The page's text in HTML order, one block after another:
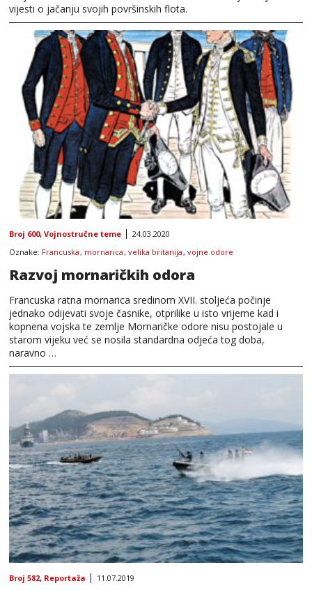
vijesti o jačanju svojih površinskih flota.
Broj 600, Vojnostručne teme
24.03.2020
Oznake: Francuska , mornarica , velika britanija , vojne odore
Razvoj mornaričkih odora
Francuska ratna mornarica sredinom XVII. stoljeća počinje
jednako odijevati svoje časnike, otprilike u isto vrijeme kad i
kopnena vojska te zemlje Mornaričke odore nisu postojale u
starom vijeku već se nosila standardna odjeća tog doba,
naravno …
Broj 582, Reportaža
11.07.2019